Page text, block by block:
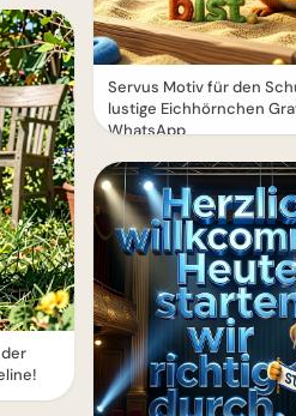
Servus Motiv für den
lustige Eichhörnchen
WhatsApp